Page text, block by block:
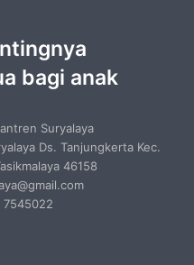
bagi anak
Suryalaya
Ds. Tanjungkerta Kec.
46158